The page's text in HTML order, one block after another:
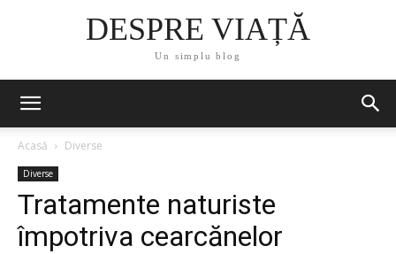
DESPRE VIAȚĂ
Un simplu blog
Acasă Diverse
Diverse
Tratamente naturiste
împotriva cearcănelor